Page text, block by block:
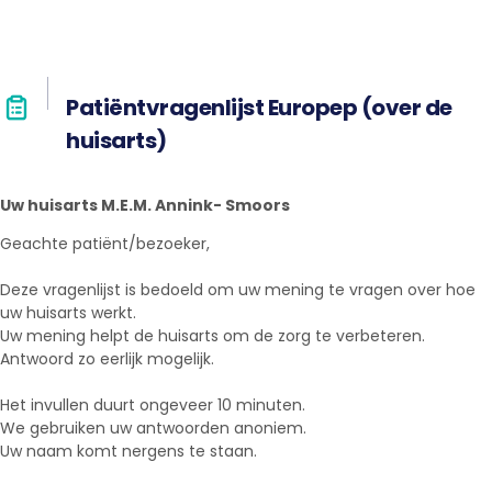
Patiëntvragenlijst Europep (over de
huisarts)
Uw huisarts M.E.M. Annink- Smoors
Geachte patiënt/bezoeker,
Deze vragenlijst is bedoeld om uw mening te vragen over hoe
uw huisarts werkt.
Uw mening helpt de huisarts om de zorg te verbeteren.
Antwoord zo eerlijk mogelijk.
Het invullen duurt ongeveer 10 minuten.
We gebruiken uw antwoorden anoniem.
Uw naam komt nergens te staan.